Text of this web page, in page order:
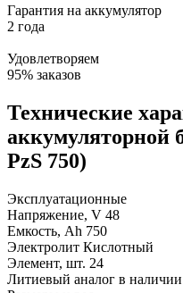
Гарантия на аккумулятор
2 года
Удовлетворяем
95% заказов
Технические
аккумуляторной
PzS 750)
Эксплуатационные
Напряжение, V 48
Емкость, Ah 750
Электролит Кислотный
Элемент, шт. 24
Литиевый аналог в наличии